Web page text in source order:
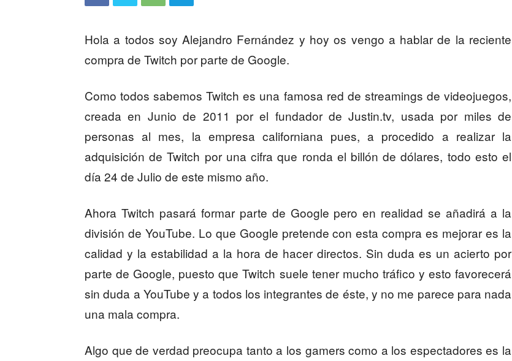
Hola a todos soy Alejandro Fernández y hoy os vengo a hablar de la reciente
compra de Twitch por parte de Google.
Como todos sabemos Twitch es una famosa red de streamings de videojuegos,
creada en Junio de 2011 por el fundador de Justin.tv, usada por miles de
personas al mes, la empresa californiana pues, a procedido a realizar la
adquisición de Twitch por una cifra que ronda el billón de dólares, todo esto el
día 24 de Julio de este mismo año.
Ahora Twitch pasará formar parte de Google pero en realidad se añadirá a la
división de YouTube. Lo que Google pretende con esta compra es mejorar es la
calidad y la estabilidad a la hora de hacer directos. Sin duda es un acierto por
parte de Google, puesto que Twitch suele tener mucho tráfico y esto favorecerá
sin duda a YouTube y a todos los integrantes de éste, y no me parece para nada
una mala compra.
Algo que de verdad preocupa tanto a los gamers como a los espectadores es la